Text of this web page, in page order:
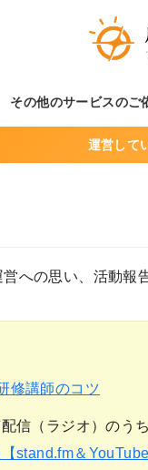
その他のサービスのご
運営して
への思い、活動
修講師のコツ
信（ラジオ）のう
stand.fm＆YouTube